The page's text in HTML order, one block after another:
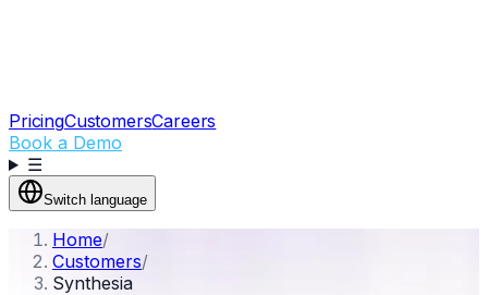
PricingCustomersCareers
Book a Demo
☰
Switch language
Home/
Customers/
Synthesia